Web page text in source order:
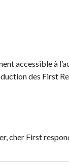
accessible à
des First
cher First